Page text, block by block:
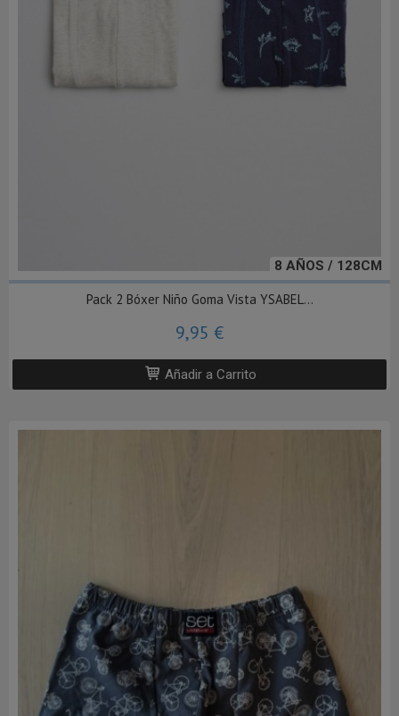
8 AÑOS / 128CM
Pack 2 Bóxer Niño Goma Vista YSABEL...
9,95 €
Añadir a Carrito